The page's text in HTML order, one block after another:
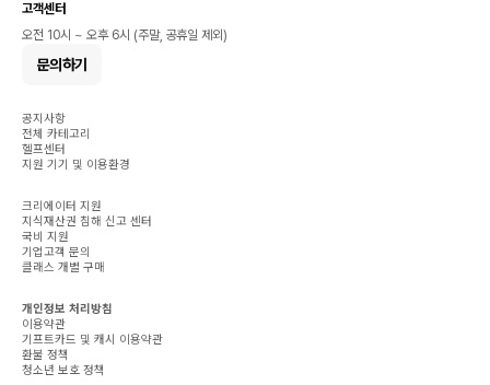
고객센터
오전 10시 ~ 오후 6시 (주말, 공휴일 제외)
문의하기
공지사항
전체 카테고리
헬프센터
지원 기기 및 이용환경
크리에이터 지원
지식재산권 침해 신고 센터
국비 지원
기업고객 문의
클래스 개별 구매
개인정보 처리방침
이용약관
기프트카드 및 캐시 이용약관
환불 정책
청소년 보호 정책